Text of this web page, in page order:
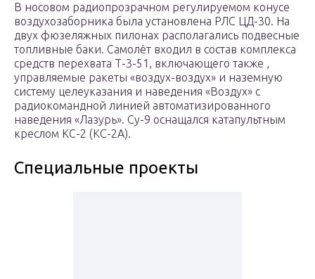
В носовом радиопрозрачном регулируемом конусе
воздухозаборника была установлена РЛС ЦД-30. На
двух фюзеляжных пилонах располагались подвесные
топливные баки. Самолёт входил в состав комплекса
средств перехвата Т-3-51, включающего также ,
управляемые ракеты «воздух-воздух» и наземную
систему целеуказания и наведения «Воздух» с
радиокомандной линией автоматизированного
наведения «Лазурь». Су-9 оснащался катапультным
креслом КС-2 (КС-2А).
Специальные проекты